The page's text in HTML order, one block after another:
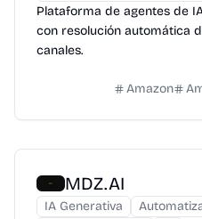
Plataforma de agentes de
con resolución automática
canales.
Amazon
MDZ.AI
IA Generativa